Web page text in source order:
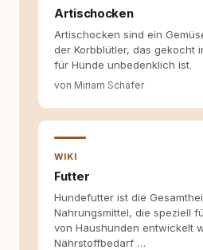
Artischocken
Artischocken sind ein
der Korbblütler, das gekocht
für Hunde unbedenklich ist.
von Miriam Schäfer
WIKI
Futter
Hundefutter ist die
Nahrungsmittel, die speziell
von Haushunden entwickelt
Nährstoffbedarf …